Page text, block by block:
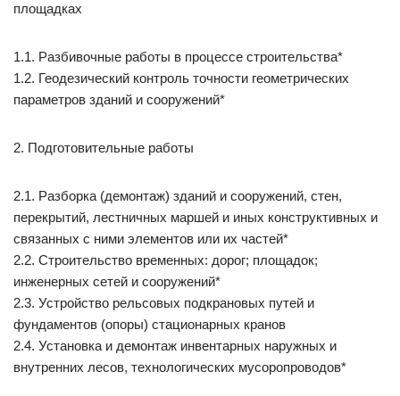
площадках
1.1. Разбивочные работы в процессе строительства*
1.2. Геодезический контроль точности геометрических
параметров зданий и сооружений*
2. Подготовительные работы
2.1. Разборка (демонтаж) зданий и сооружений, стен,
перекрытий, лестничных маршей и иных конструктивных и
связанных с ними элементов или их частей*
2.2. Строительство временных: дорог; площадок;
инженерных сетей и сооружений*
2.3. Устройство рельсовых подкрановых путей и
фундаментов (опоры) стационарных кранов
2.4. Установка и демонтаж инвентарных наружных и
внутренних лесов, технологических мусоропроводов*